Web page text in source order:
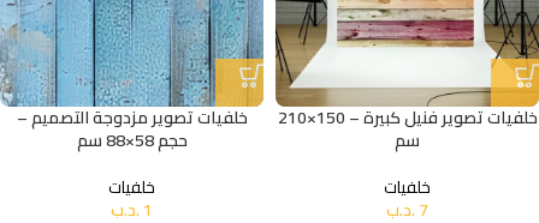
خلفيات تصوير فنيل كبيرة – 150×210
سم
خلفيات
7.د.ب
خلفيات تصوير مزدوجة التصميم –
حجم 58×88 سم
خلفيات
1.د.ب